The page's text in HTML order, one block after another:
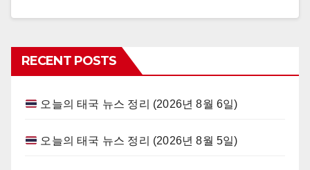
RECENT POSTS
오늘의 태국 뉴스 정리 (2026년 8월 6일)
오늘의 태국 뉴스 정리 (2026년 8월 5일)